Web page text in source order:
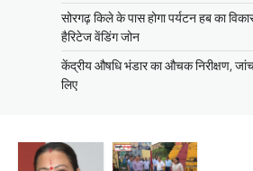
सोरगढ़ किले के पास होगा पर्यटन हब का
हैरिटेज वेंडिंग जोन
केंद्रीय औषधि भंडार का औचक निरीक्षण,
लिए